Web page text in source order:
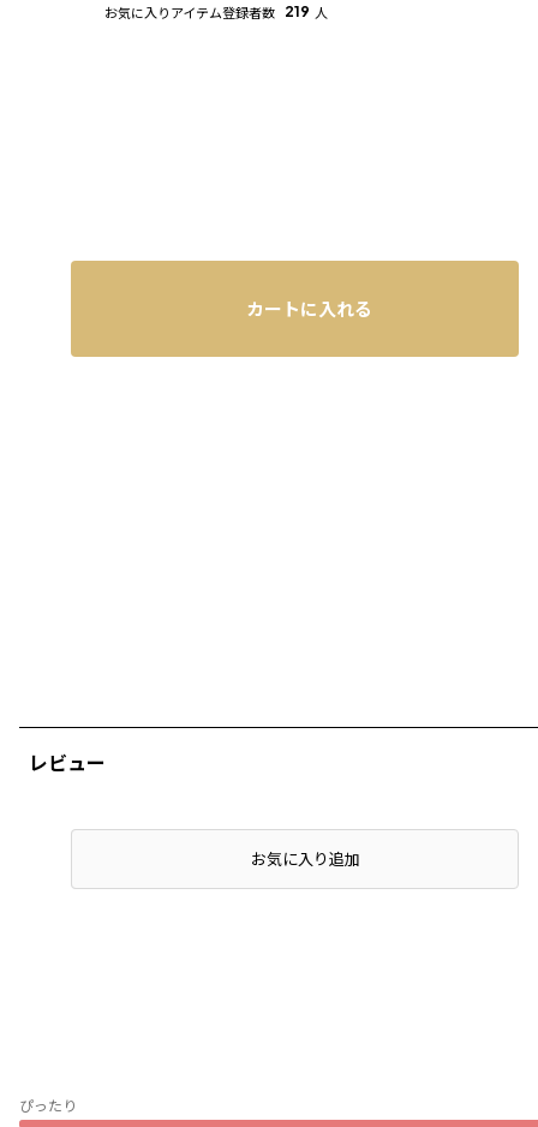
レビュー
ぴったり
お気に入りアイテム登録者数 219 人
カートに入れる
店頭在庫を確認するお気に入り追加